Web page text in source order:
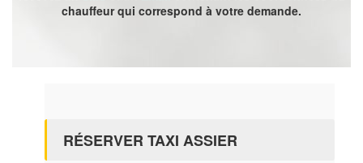
chauffeur qui correspond à votre demande.
RÉSERVER TAXI ASSIER